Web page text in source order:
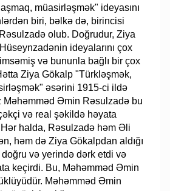
müasirləşmək" ideyasını
biri, bəlkə də, birincisi
olub. Doğrudur, Ziya
ideyalarını çox
və bununla bağlı bir çox
Ziya Gökalp "Türkləşmək,
əsərini 1915-ci ildə
Məhəmməd Əmin Rəsulzadə bu
və real şəkildə həyata
Hər halda, Rəsulzadə həm Əli
həm də Ziya Gökalpdan aldığı
və yerində dərk etdi və
keçirdi. Bu, Məhəmməd Əmin
Məhəmməd Əmin